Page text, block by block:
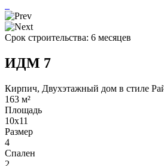
Срок строительства: 6 месяцев
ИДМ 7
Кирпич, Двухэтажный дом в стиле
163 м²
Площадь
10х11
Размер
4
Спален
2